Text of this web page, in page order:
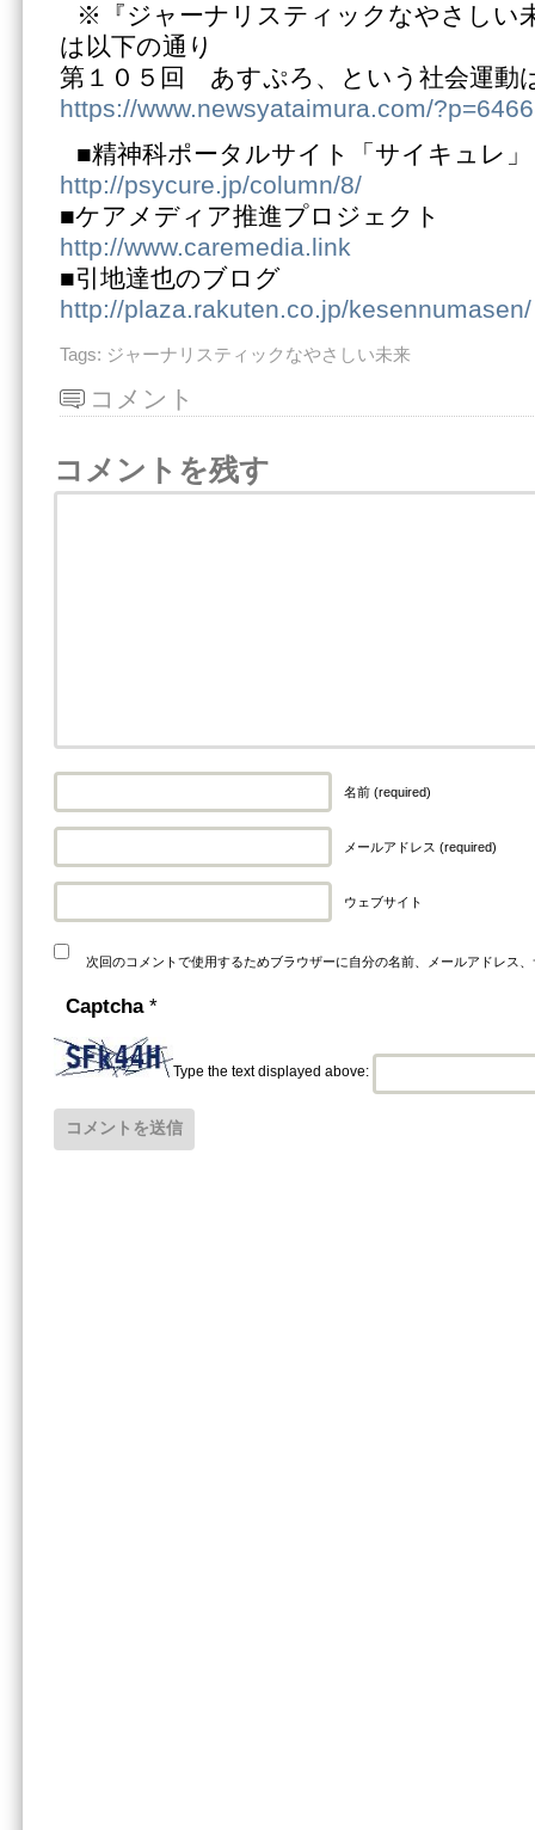
※『ジャーナリスティックなやさしい
は以下の通り
第１０５回 あすぷろ、という社会運動
https://www.newsyataimura.com/?p=6466
■精神科ポータルサイト「サイキュレ
http://psycure.jp/column/8/
■ケアメディア推進プロジェクト
http://www.caremedia.link
■引地達也のブログ
http://plaza.rakuten.co.jp/kesennumasen/
Tags: ジャーナリスティックなやさしい未来
コメント
コメントを残す
名前 (required)
メールアドレス (required)
ウェブサイト
次回のコメントで使用するためブラウザーに自分の名前、メールアドレス
Captcha *
Type the text displayed above: